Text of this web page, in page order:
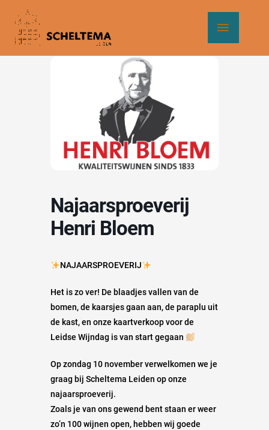
naar
Najaarsproeverij
Henri Bloem
NAJAARSPROEVERIJ
Het is zo ver! De blaadjes vallen van de
bomen, de kaarsjes gaan aan, de paraplu uit
de kast, en onze kaartverkoop voor de
Leidse Wijndag is van start gegaan
Op zondag 10 november verwelkomen we je
graag bij Scheltema Leiden op onze
najaarsproeverij.
Zoals je van ons gewend bent staan er weer
zo’n 100 wijnen open, hebben wij goede